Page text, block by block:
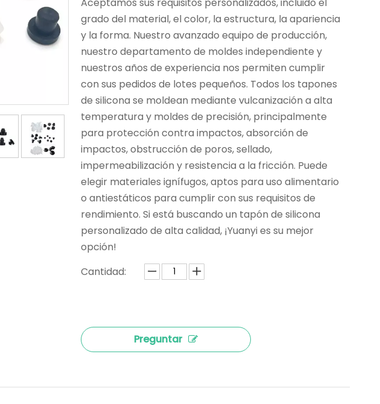
grado del material, el color, la estructura, la apariencia
y la forma. Nuestro avanzado equipo de producción,
nuestro departamento de moldes independiente y
nuestros años de experiencia nos permiten cumplir
con sus pedidos de lotes pequeños. Todos los tapones
de silicona se moldean mediante vulcanización a alta
temperatura y moldes de precisión, principalmente
para protección contra impactos, absorción de
impactos, obstrucción de poros, sellado,
impermeabilización y resistencia a la fricción. Puede
elegir materiales ignífugos, aptos para uso alimentario
o antiestáticos para cumplir con sus requisitos de
rendimiento. Si está buscando un tapón de silicona
personalizado de alta calidad, ¡Yuanyi es su mejor
opción!
Cantidad:
Preguntar